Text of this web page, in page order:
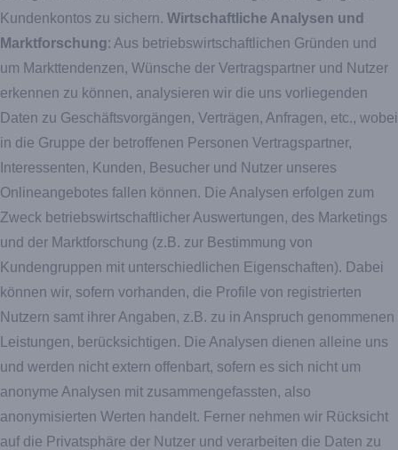
Kundenkontos zu sichern. Wirtschaftliche Analysen und
Marktforschung: Aus betriebswirtschaftlichen Gründen und
um Markttendenzen, Wünsche der Vertragspartner und Nutzer
erkennen zu können, analysieren wir die uns vorliegenden
Daten zu Geschäftsvorgängen, Verträgen, Anfragen, etc., wobei
in die Gruppe der betroffenen Personen Vertragspartner,
Interessenten, Kunden, Besucher und Nutzer unseres
Onlineangebotes fallen können. Die Analysen erfolgen zum
Zweck betriebswirtschaftlicher Auswertungen, des Marketings
und der Marktforschung (z.B. zur Bestimmung von
Kundengruppen mit unterschiedlichen Eigenschaften). Dabei
können wir, sofern vorhanden, die Profile von registrierten
Nutzern samt ihrer Angaben, z.B. zu in Anspruch genommenen
Leistungen, berücksichtigen. Die Analysen dienen alleine uns
und werden nicht extern offenbart, sofern es sich nicht um
anonyme Analysen mit zusammengefassten, also
anonymisierten Werten handelt. Ferner nehmen wir Rücksicht
auf die Privatsphäre der Nutzer und verarbeiten die Daten zu